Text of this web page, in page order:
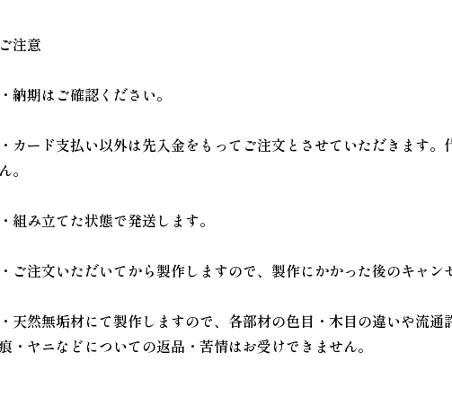
ご注意
・納期はご確認ください。
・カード支払い以外は先入金をもってご注文とさせていただきます
ん。
・組み立てた状態で発送します。
・ご注文いただいてから製作しますので、製作にかかった後のキャン
・天然無垢材にて製作しますので、各部材の色目・木目の違いや流
・ヤニなどについての返品・苦情はお受けできません。